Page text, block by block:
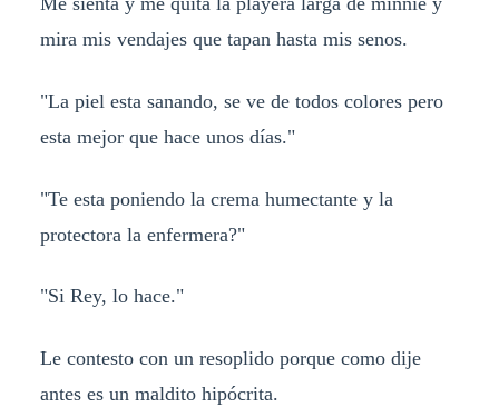
mira mis vendajes que tapan hasta mis senos.
"La piel esta sanando, se ve de todos colores pero
esta mejor que hace unos días."
"Te esta poniendo la crema humectante y la
protectora la enfermera?"
"Si Rey, lo hace."
Le contesto con un resoplido porque como dije
antes es un maldito hipócrita.